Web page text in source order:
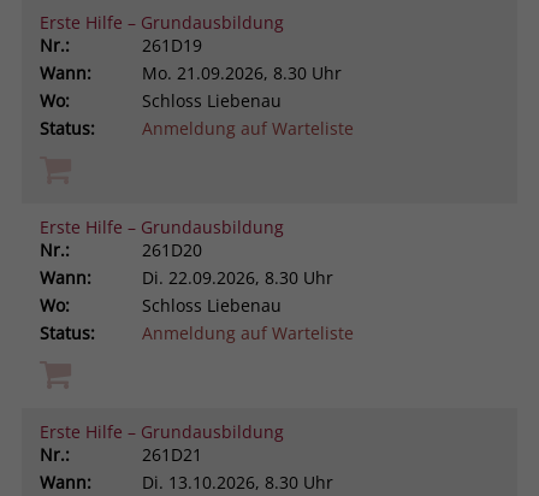
Erste Hilfe – Grundausbildung
Nr.:
261D19
Wann:
Mo. 21.09.2026, 8.30 Uhr
Wo:
Schloss Liebenau
Status:
Anmeldung auf Warteliste
Erste Hilfe – Grundausbildung
Nr.:
261D20
Wann:
Di. 22.09.2026, 8.30 Uhr
Wo:
Schloss Liebenau
Status:
Anmeldung auf Warteliste
Erste Hilfe – Grundausbildung
Nr.:
261D21
Wann:
Di. 13.10.2026, 8.30 Uhr